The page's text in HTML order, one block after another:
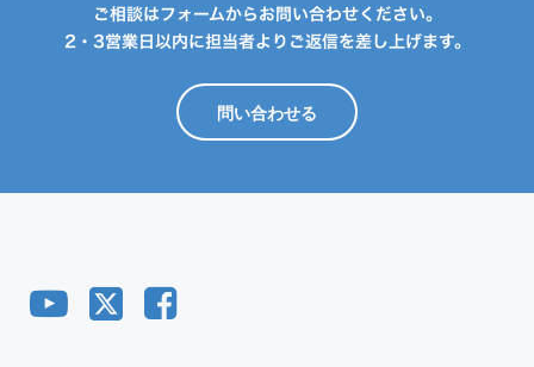
ご相談はフォームからお問い合わせください。
2・3営業日以内に担当者よりご返信を差し上げます。
問い合わせる